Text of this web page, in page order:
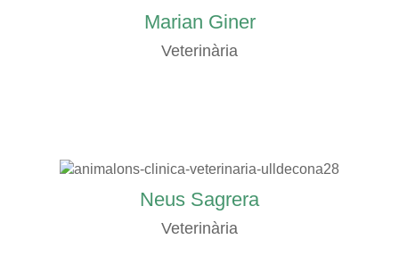
Marian Giner
Veterinària
Neus Sagrera
Veterinària